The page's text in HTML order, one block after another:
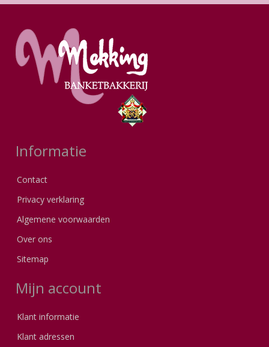
Informatie
Contact
Privacy verklaring
Algemene voorwaarden
Over ons
Sitemap
Mijn account
Klant informatie
Klant adressen